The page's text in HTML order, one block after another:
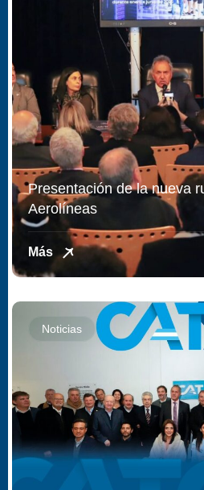
Presentación de la nueva
Aerolíneas
Más
Noticias